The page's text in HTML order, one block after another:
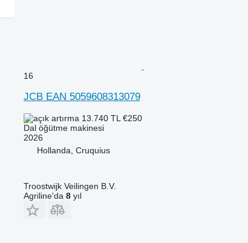
16
JCB EAN 5059608313079
13.740 TL €250
Dal öğütme makinesi
2026
Hollanda, Cruquius
Troostwijk Veilingen B.V.
Agriline'da 8yıl